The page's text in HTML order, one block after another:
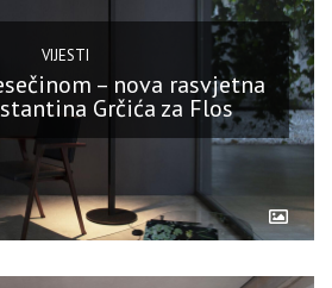
VIJESTI
– nova rasvjetna
Grčića za Flos